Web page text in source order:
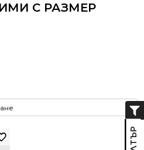
С РАЗМЕР